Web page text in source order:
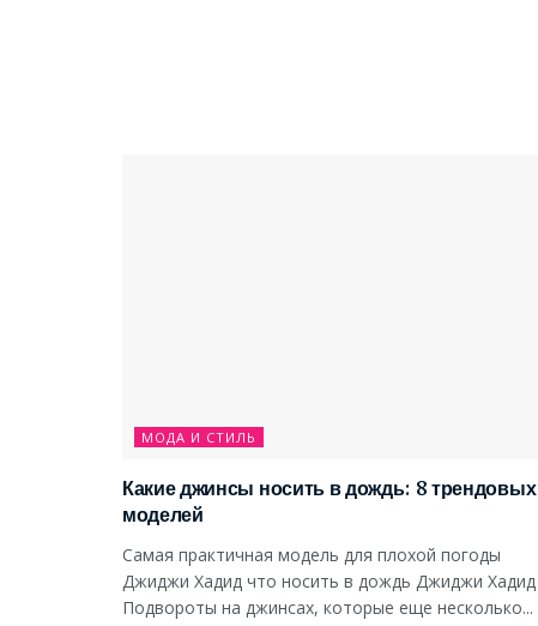
МОДА И СТИЛЬ
Какие джинсы носить в дождь: 8 трендовых
моделей
Самая практичная модель для плохой погоды
Джиджи Хадид что носить в дождь Джиджи Хадид
Подвороты на джинсах, которые еще несколько...